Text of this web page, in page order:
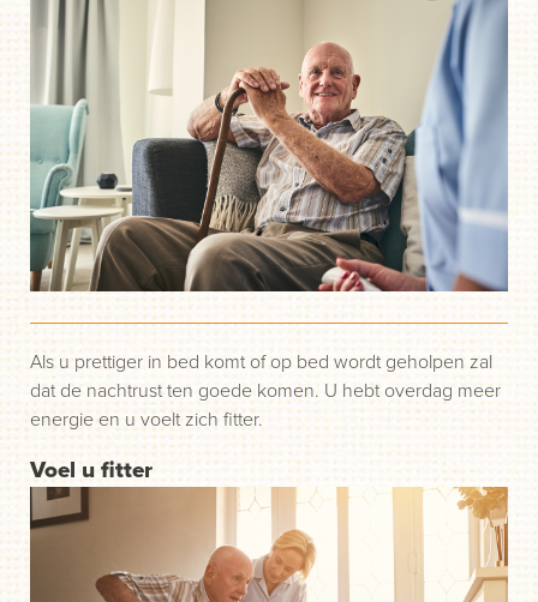
Voel u fitter
Als u prettiger in bed komt of op bed wordt geholpen zal
dat de nachtrust ten goede komen. U hebt overdag meer
energie en u voelt zich fitter.